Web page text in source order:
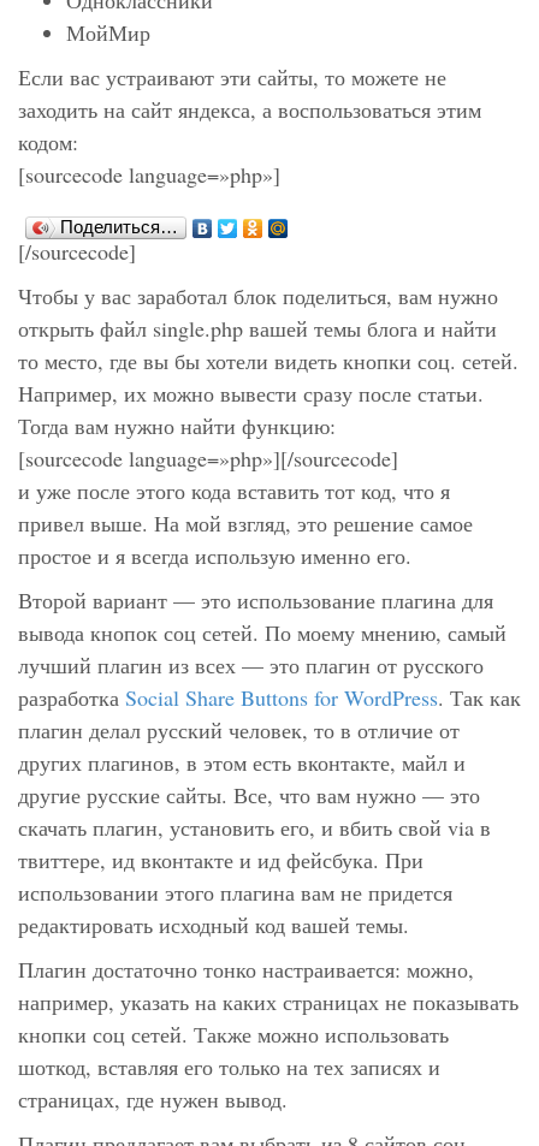
МойМир
Если вас устраивают эти сайты, то можете не
заходить на сайт яндекса, а воспользоваться этим
кодом:
[sourcecode language=»php»]
Поделиться…
[/sourcecode]
Чтобы у вас заработал блок поделиться, вам нужно
открыть файл single.php вашей темы блога и найти
то место, где вы бы хотели видеть кнопки соц. сетей.
Например, их можно вывести сразу после статьи.
Тогда вам нужно найти функцию:
[sourcecode language=»php»][/sourcecode]
и уже после этого кода вставить тот код, что я
привел выше. На мой взгляд, это решение самое
простое и я всегда использую именно его.
Второй вариант — это использование плагина для
вывода кнопок соц сетей. По моему мнению, самый
лучший плагин из всех — это плагин от русского
разработка Social Share Buttons for WordPress. Так как
плагин делал русский человек, то в отличие от
других плагинов, в этом есть вконтакте, майл и
другие русские сайты. Все, что вам нужно — это
скачать плагин, установить его, и вбить свой via в
твиттере, ид вконтакте и ид фейсбука. При
использовании этого плагина вам не придется
редактировать исходный код вашей темы.
Плагин достаточно тонко настраивается: можно,
например, указать на каких страницах не показывать
кнопки соц сетей. Также можно использовать
шоткод, вставляя его только на тех записях и
страницах, где нужен вывод.